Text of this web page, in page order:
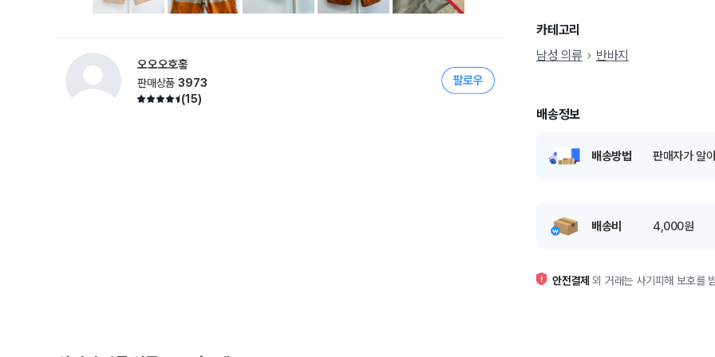
오오오호홓
판매상품 3973
(15)
카테고리
남성 의류
반바지
배송정보
배송방법 판매자가 알
배송비 4,000원
안전결제 외 거래는 사기피해 보호를